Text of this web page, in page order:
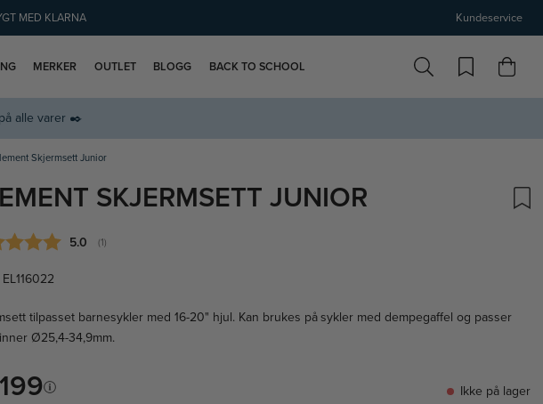
MED KLARNA Kundeservice
MERKER OUTLET BLOGG BACK TO SCHOOL
alle varer ✒️
Skjermsett Junior
SKJERMSETT JUNIOR
Gjennomsnittskarakter:
5.0 (stemmer:
1)
EL116022
tilpasset barnesykler med 16-20" hjul. Kan brukes på sykler med dempegaffel og passer
Ø25,4-34,9mm.
Ikke på lager